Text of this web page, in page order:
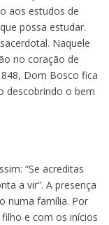
aos estudos de
possa estudar.
Naquele
no coração de
Dom Bosco fica
descobrindo o bem
“Se acreditas
a vir”. A presença
numa família. Por
e com os inícios